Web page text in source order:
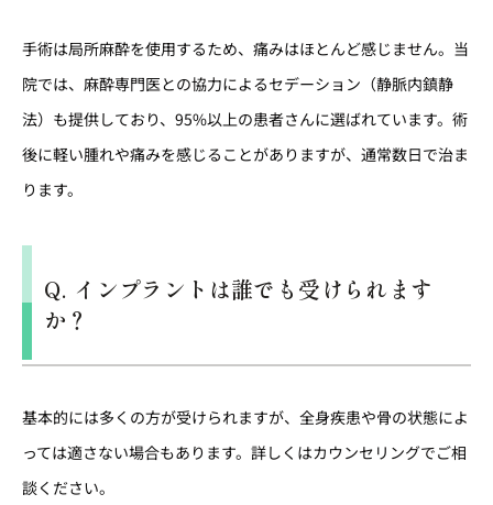
手術は局所麻酔を使用するため、痛みはほとんど感じません。当
院では、麻酔専門医との協力によるセデーション（静脈内鎮静
法）も提供しており、95%以上の患者さんに選ばれています。術
後に軽い腫れや痛みを感じることがありますが、通常数日で治ま
ります。
Q. インプラントは誰でも受けられます
か？
基本的には多くの方が受けられますが、全身疾患や骨の状態によ
っては適さない場合もあります。詳しくはカウンセリングでご相
談ください。